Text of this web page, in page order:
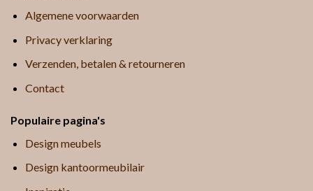
Algemene voorwaarden
Privacy verklaring
Verzenden, betalen & retourneren
Contact
Populaire pagina's
Design meubels
Design kantoormeubilair